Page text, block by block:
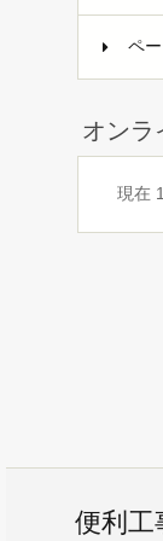
ペ
オンラ
現在
便利工